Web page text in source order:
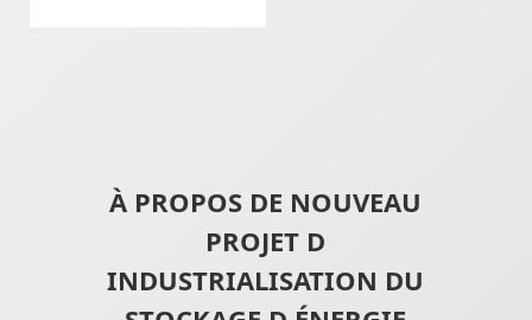
À PROPOS DE NOUVEAU
PROJET D
INDUSTRIALISATION DU